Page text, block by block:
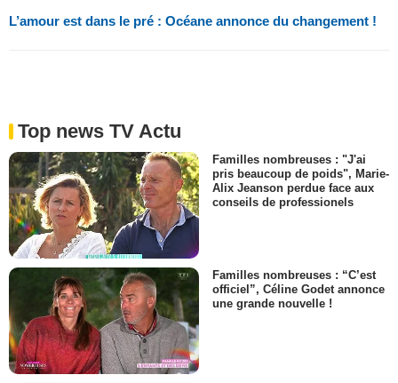
L’amour est dans le pré : Océane annonce du changement !
Top news TV Actu
Familles nombreuses : "J'ai
pris beaucoup de poids", Marie-
Alix Jeanson perdue face aux
conseils de professionels
Familles nombreuses : “C’est
officiel”, Céline Godet annonce
une grande nouvelle !